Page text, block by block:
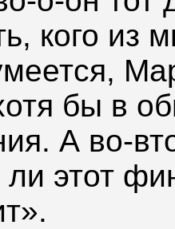
кого из
бы в
А во-
ли этот